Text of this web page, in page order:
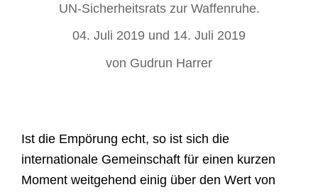
UN-Sicherheitsrats zur Waffenruhe.
04. Juli 2019 und 14. Juli 2019
von Gudrun Harrer
Ist die Empörung echt, so ist sich die
internationale Gemeinschaft für einen kurzen
Moment weitgehend einig über den Wert von